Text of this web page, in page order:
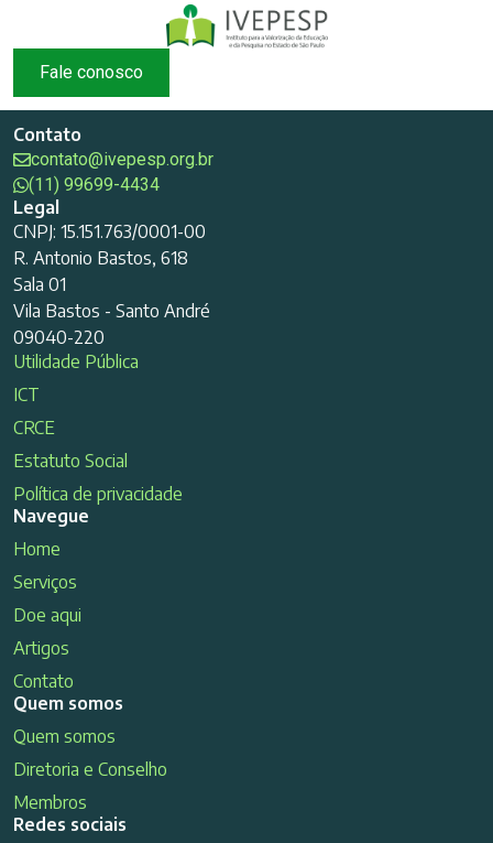
Fale conosco
Contato
contato@ivepesp.org.br
(11) 99699-4434
Legal
CNPJ: 15.151.763/0001-00
R. Antonio Bastos, 618
Sala 01
Vila Bastos - Santo André
09040-220
Utilidade Pública
ICT
CRCE
Estatuto Social
Política de privacidade
Navegue
Home
Serviços
Doe aqui
Artigos
Contato
Quem somos
Quem somos
Diretoria e Conselho
Membros
Redes sociais